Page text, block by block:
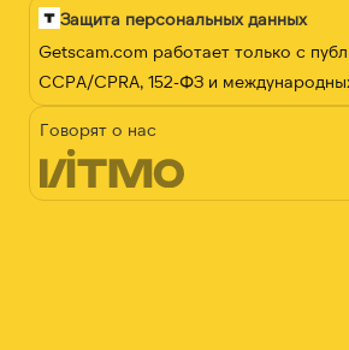
Защита персональных данных
Getscam.com работает только с
CCPA/CPRA, 152-ФЗ и
Говорят о нас